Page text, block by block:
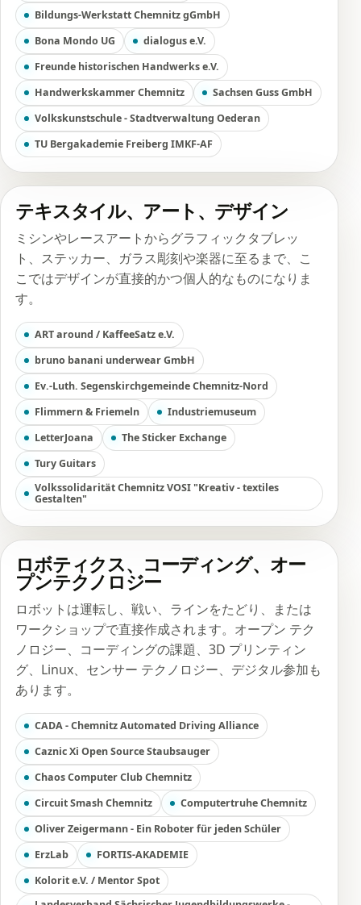
Bildungs-Werkstatt Chemnitz gGmbH
Bona Mondo UG
dialogus e.V.
Freunde historischen Handwerks e.V.
Handwerkskammer Chemnitz
Sachsen Guss GmbH
Volkskunstschule - Stadtverwaltung Oederan
TU Bergakademie Freiberg IMKF-AF
テキスタイル、アート、デザイン
ミシンやレースアートからグラフィックタブレッ
ト、ステッカー、ガラス彫刻や楽器に至るまで、こ
こではデザインが直接的かつ個人的なものになりま
す。
ART around / KaffeeSatz e.V.
bruno banani underwear GmbH
Ev.-Luth. Segenskirchgemeinde Chemnitz-Nord
Flimmern & Friemeln
Industriemuseum
LetterJoana
The Sticker Exchange
Tury Guitars
Volkssolidarität Chemnitz VOSI "Kreativ - textiles
Gestalten"
ロボティクス、コーディング、オー
プンテクノロジー
ロボットは運転し、戦い、ラインをたどり、または
ワークショップで直接作成されます。オープン テク
ノロジー、コーディングの課題、3D プリンティン
グ、Linux、センサー テクノロジー、デジタル参加も
あります。
CADA - Chemnitz Automated Driving Alliance
Caznic Xi Open Source Staubsauger
Chaos Computer Club Chemnitz
Circuit Smash Chemnitz
Computertruhe Chemnitz
Oliver Zeigermann - Ein Roboter für jeden Schüler
ErzLab
FORTIS-AKADEMIE
Kolorit e.V. / Mentor Spot